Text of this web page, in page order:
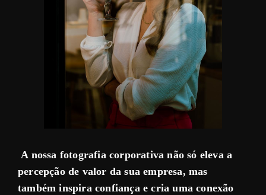
A nossa fotografia corporativa não só eleva a
percepção de valor da sua empresa, mas
também inspira confiança e cria uma conexão